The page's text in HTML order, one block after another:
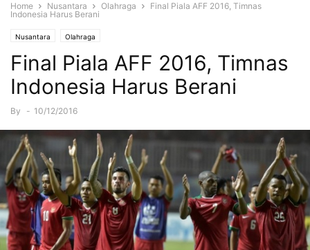
Home Nusantara Olahraga
Final Piala AFF 2016, Timnas
Indonesia Harus Berani
Nusantara Olahraga
Final Piala AFF 2016, Timnas
Indonesia Harus Berani
By - 10/12/2016